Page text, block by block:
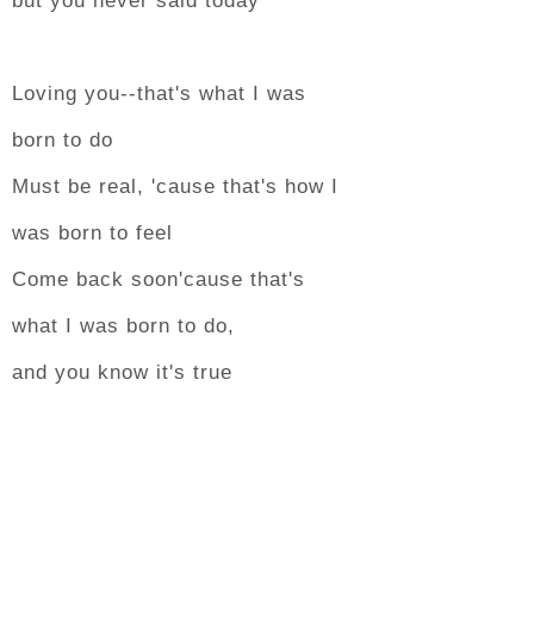
Loving you--that's what I was
born to do
Must be real, 'cause that's how I
was born to feel
Come back soon'cause that's
what I was born to do,
and you know it's true